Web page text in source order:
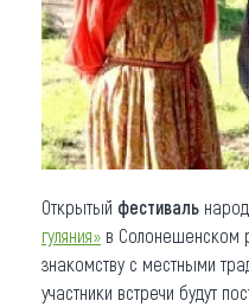
Коллекция
Другие рубрики
Открытый фестиваль
гуляния» в Солонешенском
знакомству с местными
участники встречи будут